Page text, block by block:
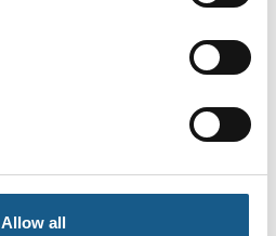
Allow all